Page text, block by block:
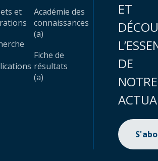
et
Académie des
connaissances
(a)
Fiche de
résultats
(a)
ET
DE
NOTRE